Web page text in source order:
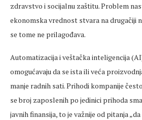
zdravstvo i socijalnu zaštitu. Problem
ekonomska vrednost stvara na drugačiji
se tome ne prilagođava.
Automatizacija i veštačka inteligencija
omogućavaju da se ista ili veća
manje radnih sati. Prihodi kompanije
se broj zaposlenih po jedinici prihoda
javnih finansija, to je važnije od pitanja